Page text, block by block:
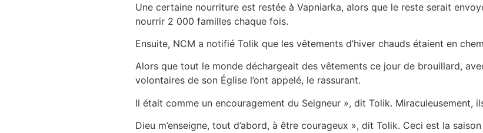
Une certaine nourriture est restée à Vapniarka, alors que le reste serait
nourrir 2 000 familles chaque fois.
Ensuite, NCM a notifié Tolik que les vêtements d’hiver chauds étaient en
Alors que tout le monde déchargeait des vêtements ce jour de brouillard,
volontaires de son Église l’ont appelé, le rassurant.
Il était comme un encouragement du Seigneur », dit Tolik. Miraculeusement,
Dieu m’enseigne, tout d’abord, à être courageux », dit Tolik. Ceci est la